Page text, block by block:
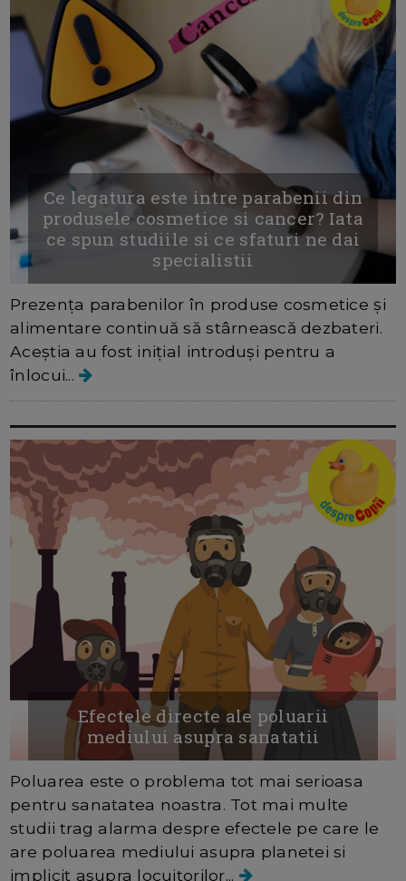
Ce legatura este intre parabenii din
produsele cosmetice si cancer? Iata
ce spun studiile si ce sfaturi ne dai
specialistii
Prezența parabenilor în produse cosmetice și
alimentare continuă să stârnească dezbateri.
Aceștia au fost inițial introduși pentru a
înlocui...
Efectele directe ale poluarii
mediului asupra sanatatii
Poluarea este o problema tot mai serioasa
pentru sanatatea noastra. Tot mai multe
studii trag alarma despre efectele pe care le
are poluarea mediului asupra planetei si
implicit asupra locuitorilor...